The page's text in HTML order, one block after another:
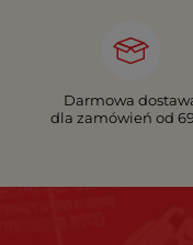
Darmowa
dla zamówień od 69